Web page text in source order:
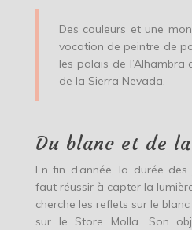
Des couleurs et une
vocation de peintre de
les palais de
de la Sierra Nevada.
Du blanc et de
En fin d’année, la durée
faut réussir à capter la
cherche les reflets sur le
sur le Store Molla. Son